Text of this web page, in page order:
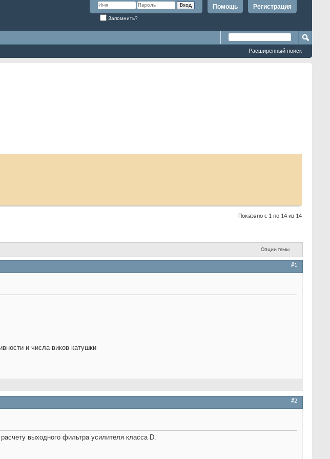
Регистрация
Помощь
Запомнить?
Расширенный поиск
Показано с 1 по 14 из 14
Опции темы
#1
и числа виков катушки
#2
выходного фильтра усилителя класса D.